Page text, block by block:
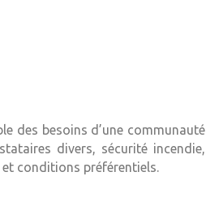
des besoins d’une communauté
divers, sécurité incendie,
conditions préférentiels.